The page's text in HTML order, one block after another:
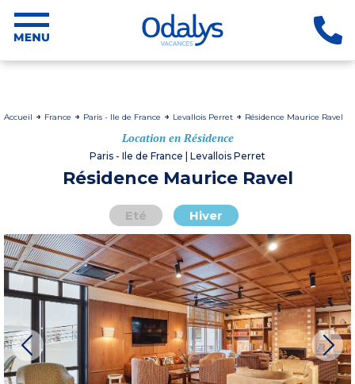
Accueil France Paris - Ile de France Levallois Perret Résidence Maurice Ravel
Location en Résidence
Paris - Ile de France | Levallois Perret
Résidence Maurice Ravel
Eté Hiver